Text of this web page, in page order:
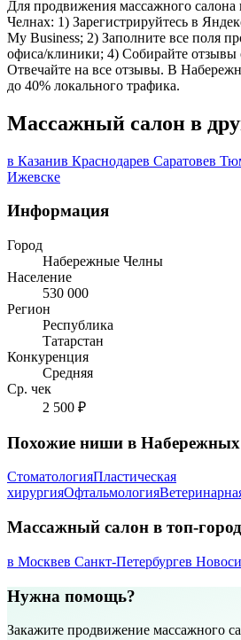
Для продвижения массажного
Челнах: 1) Зарегистрируйтесь в
My Business; 2) Заполните все поля
офиса/клиники; 4) Собирайте отзывы
Отвечайте на все отзывы. В
до 40% локального трафика.
Массажный салон в
в Казанив Краснодарев Саратовев
Ижевске
Информация
Город
Набережные Челны
Население
530 000
Регион
Республика
Татарстан
Конкуренция
Средняя
Ср. чек
2 500 ₽
Похожие ниши в
СтоматологияПластическая
хирургияОфтальмология
Массажный салон в топ-
в Москвев Санкт-Петербургев
Нужна помощь?
Закажите продвижение массажного